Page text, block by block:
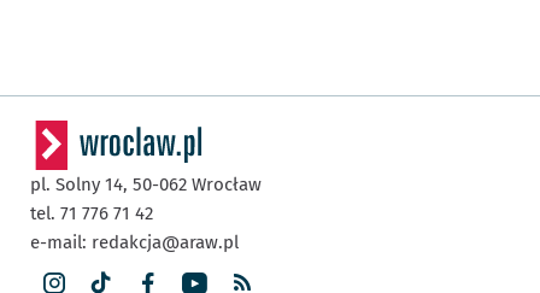
pl. Solny 14, 50-062 Wrocław
tel. 71 776 71 42
e-mail: redakcja@araw.pl